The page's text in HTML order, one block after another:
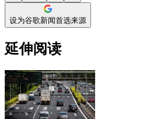
设为谷歌新闻首选来源
延伸阅读